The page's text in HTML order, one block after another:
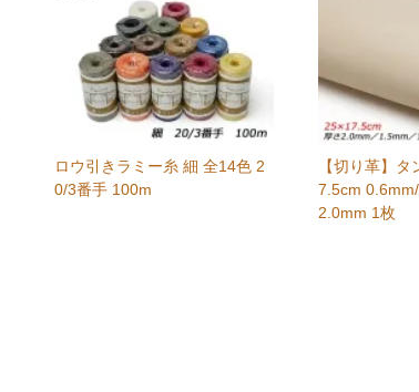
ロウ引きラミー糸 細 全14色 2
0/3番手 100m
【切り革】
7.5cm
2.0mm 1枚